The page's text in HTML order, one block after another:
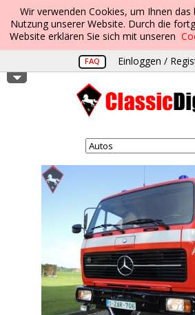
Wir verwenden Cookies, um Ihnen das
Nutzung unserer Website. Durch die
Website erklären Sie sich mit unseren
FAQ Einloggen /